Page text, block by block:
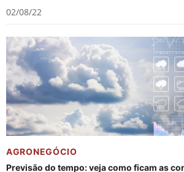
02/08/22
AGRONEGÓCIO
Previsão do tempo: veja como ficam as